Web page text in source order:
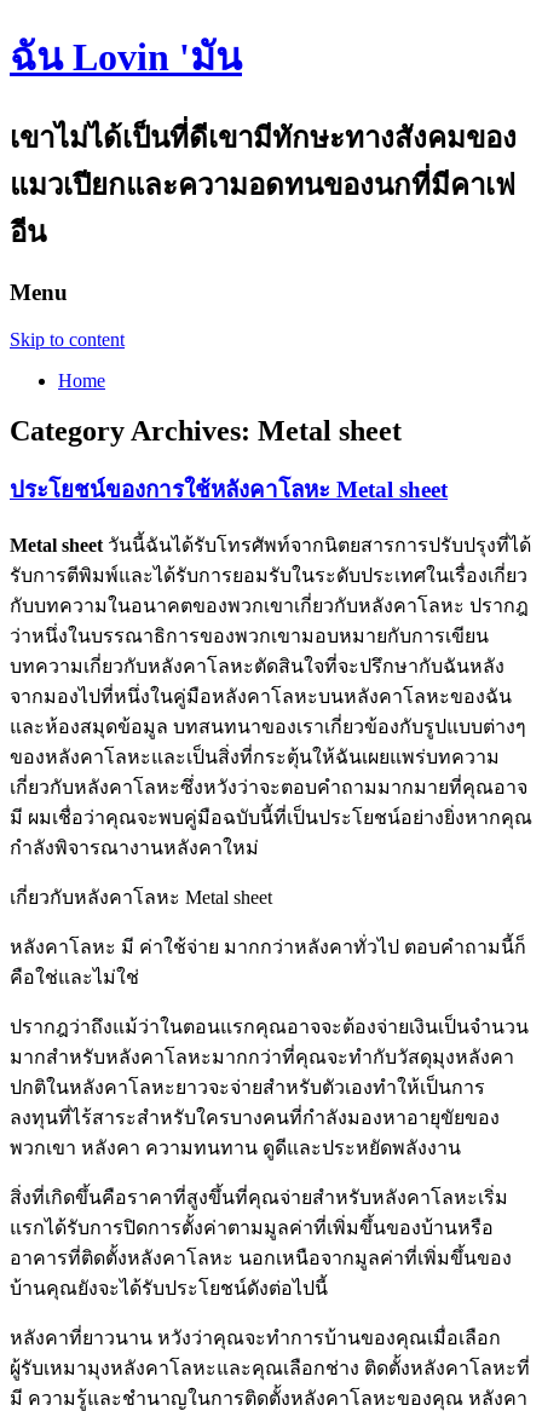
ฉัน Lovin 'มัน
เขาไม่ได้เป็นที่ดีเขามีทักษะทางสังคมของ
แมวเปียกและความอดทนของนกที่มีคาเฟ
อีน
Menu
Skip to content
Home
Category Archives: Metal sheet
ประโยชน์ของการใช้หลังคาโลหะ Metal sheet
Metal sheet วันนี้ฉันได้รับโทรศัพท์จากนิตยสารการปรับปรุงที่ได้
รับการตีพิมพ์และได้รับการยอมรับในระดับประเทศในเรื่องเกี่ยว
กับบทความในอนาคตของพวกเขาเกี่ยวกับหลังคาโลหะ ปรากฎ
ว่าหนึ่งในบรรณาธิการของพวกเขามอบหมายกับการเขียน
บทความเกี่ยวกับหลังคาโลหะตัดสินใจที่จะปรึกษากับฉันหลัง
จากมองไปที่หนึ่งในคู่มือหลังคาโลหะบนหลังคาโลหะของฉัน
และห้องสมุดข้อมูล บทสนทนาของเราเกี่ยวข้องกับรูปแบบต่างๆ
ของหลังคาโลหะและเป็นสิ่งที่กระตุ้นให้ฉันเผยแพร่บทความ
เกี่ยวกับหลังคาโลหะซึ่งหวังว่าจะตอบคำถามมากมายที่คุณอาจ
มี ผมเชื่อว่าคุณจะพบคู่มือฉบับนี้ที่เป็นประโยชน์อย่างยิ่งหากคุณ
กำลังพิจารณางานหลังคาใหม่
เกี่ยวกับหลังคาโลหะ Metal sheet
หลังคาโลหะ มี ค่าใช้จ่าย มากกว่าหลังคาทั่วไป ตอบคำถามนี้ก็
คือใช่และไม่ใช่
ปรากฎว่าถึงแม้ว่าในตอนแรกคุณอาจจะต้องจ่ายเงินเป็นจำนวน
มากสำหรับหลังคาโลหะมากกว่าที่คุณจะทำกับวัสดุมุงหลังคา
ปกติในหลังคาโลหะยาวจะจ่ายสำหรับตัวเองทำให้เป็นการ
ลงทุนที่ไร้สาระสำหรับใครบางคนที่กำลังมองหาอายุขัยของ
พวกเขา หลังคา ความทนทาน ดูดีและประหยัดพลังงาน
สิ่งที่เกิดขึ้นคือราคาที่สูงขึ้นที่คุณจ่ายสำหรับหลังคาโลหะเริ่ม
แรกได้รับการปิดการตั้งค่าตามมูลค่าที่เพิ่มขึ้นของบ้านหรือ
อาคารที่ติดตั้งหลังคาโลหะ นอกเหนือจากมูลค่าที่เพิ่มขึ้นของ
บ้านคุณยังจะได้รับประโยชน์ดังต่อไปนี้
หลังคาที่ยาวนาน หวังว่าคุณจะทำการบ้านของคุณเมื่อเลือก
ผู้รับเหมามุงหลังคาโลหะและคุณเลือกช่าง ติดตั้งหลังคาโลหะที่
มี ความรู้และชำนาญในการติดตั้งหลังคาโลหะของคุณ หลังคา